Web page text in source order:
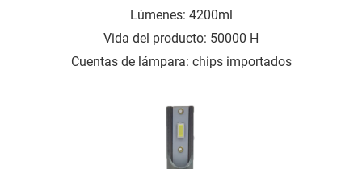
Lúmenes: 4200ml
Vida del producto: 50000 H
Cuentas de lámpara: chips importados